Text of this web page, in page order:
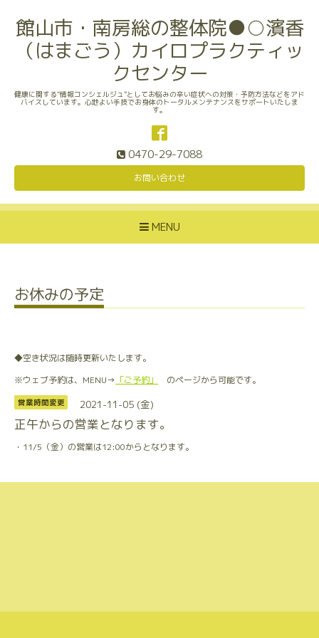
館山市・南房総の整体院●○濱香
（はまごう）カイロプラクティッ
クセンター
健康に関する“情報コンシェルジュ”としてお悩みの辛い症状への対策・予防方法などをアド
バイスしています。心地よい手技でお身体のトータルメンテナンスをサポートいたしま
す。
0470-29-7088
お問い合わせ
MENU
お休みの予定
◆空き状況は随時更新いたします。
※ウェブ予約は、MENU→ 「ご予約」 のページから可能です。
営業時間変更 2021-11-05 (金)
正午からの営業となります。
・11/5（金）の営業は12:00からとなります。